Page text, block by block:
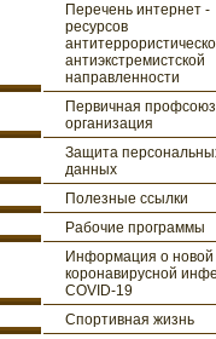
Перечень интернет -
ресурсов
антиэкстремистской
направленности
Первичная
организация
Защита
данных
Полезные ссылки
Рабочие программы
Информация о новой
коронавирусной
COVID-19
Спортивная жизнь